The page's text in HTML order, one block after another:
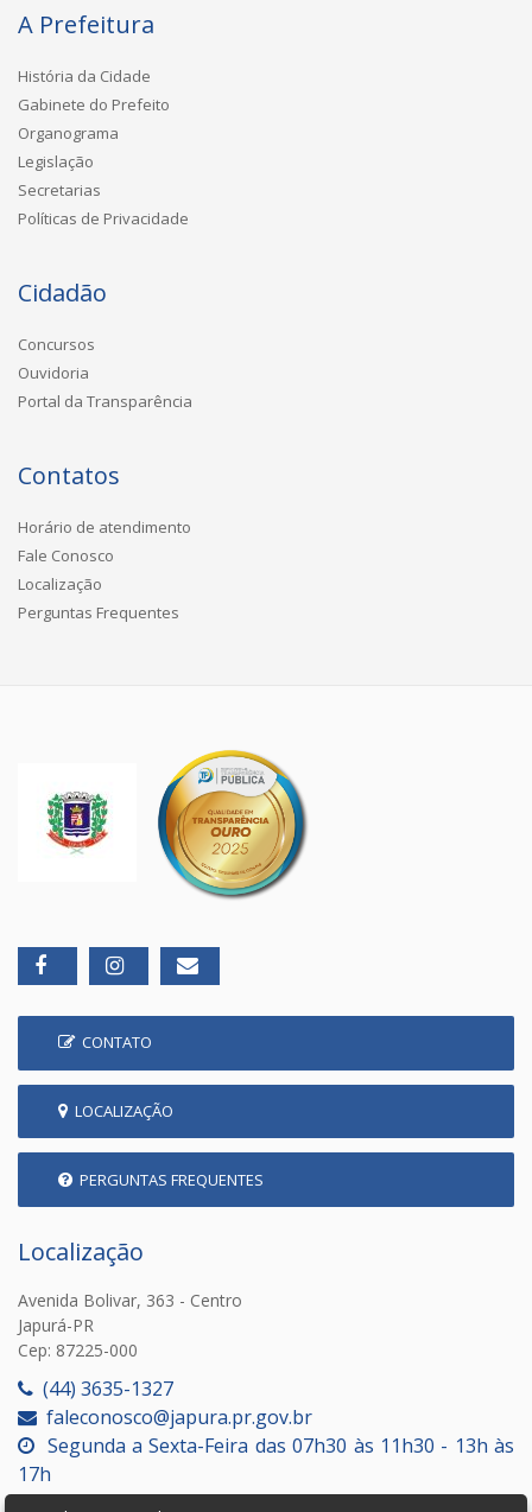
A Prefeitura
História da Cidade
Gabinete do Prefeito
Organograma
Legislação
Secretarias
Políticas de Privacidade
Cidadão
Concursos
Ouvidoria
Portal da Transparência
Contatos
Horário de atendimento
Fale Conosco
Localização
Perguntas Frequentes
CONTATO
LOCALIZAÇÃO
PERGUNTAS FREQUENTES
Localização
Avenida Bolivar, 363 - Centro
Japurá-PR
Cep: 87225-000
(44) 3635-1327
faleconosco@japura.pr.gov.br
Segunda a Sexta-Feira das 07h30 às 11h30 - 13h às
17h